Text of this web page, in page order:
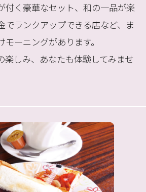
付く豪華なセット、和の一品が楽
でランクアップできる店など、ま
ーニングがあります。
楽しみ、あなたも体験してみませ